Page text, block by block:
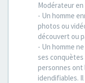
Modérateur en
- Un homme
photos ou
découvert ou
- Un homme
ses conquètes
personnes ont
idendifiables.